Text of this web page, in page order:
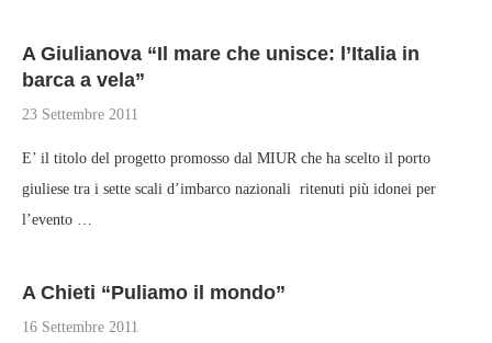
A Giulianova “Il mare che unisce: l’Italia in
barca a vela”
23 Settembre 2011
E’ il titolo del progetto promosso dal MIUR che ha scelto il porto
giuliese tra i sette scali d’imbarco nazionali ritenuti più idonei per
l’evento …
A Chieti “Puliamo il mondo”
16 Settembre 2011